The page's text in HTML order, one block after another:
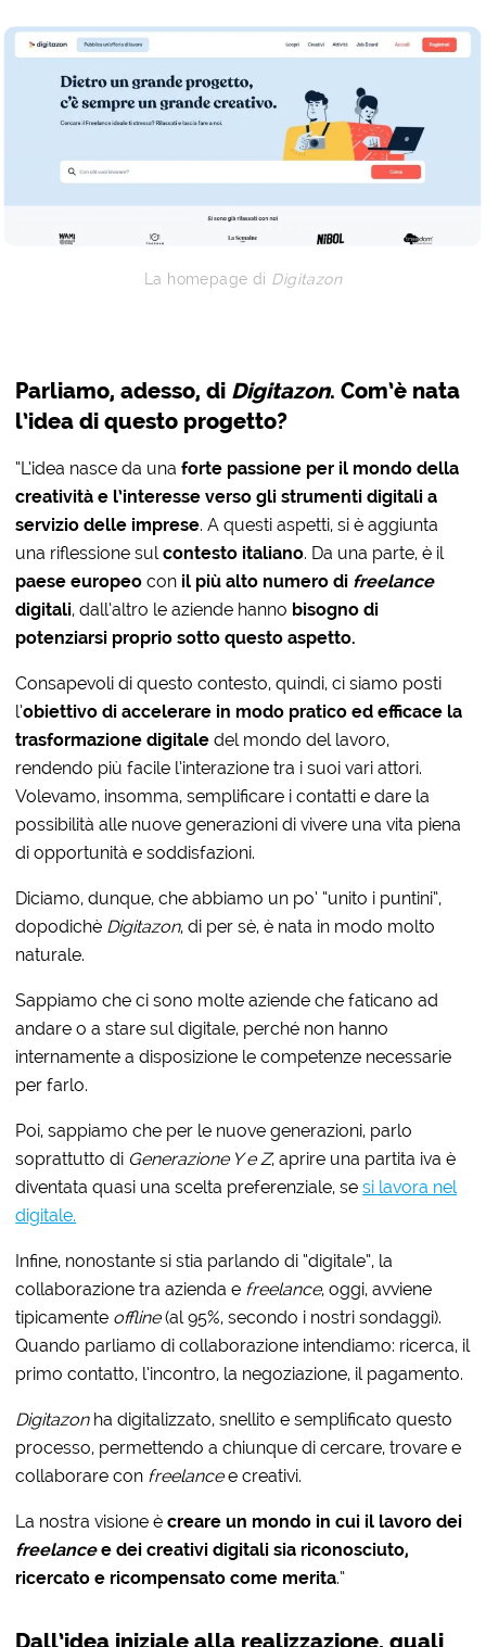
La homepage di Digitazon
Parliamo, adesso, di Digitazon. Com’è nata
l’idea di questo progetto?
“L’idea nasce da unaforte passione per il mondo della
creatività e l’interesse verso gli strumenti digitali a
servizio delle imprese. A questi aspetti, si è aggiunta
una riflessione sulcontesto italiano. Da una parte, è il
paese europeo con il più alto numero di freelance
digitali, dall’altro le aziende hanno bisogno di
potenziarsi proprio sotto questo aspetto.
Consapevoli di questo contesto, quindi, ci siamo posti
l’obiettivo di accelerare in modo pratico ed efficace la
trasformazione digitale del mondo del lavoro,
rendendo più facile l’interazione tra i suoi vari attori.
Volevamo, insomma, semplificare i contatti e dare la
possibilità alle nuove generazioni di vivere una vita piena
di opportunità e soddisfazioni.
Diciamo, dunque, che abbiamo un po’ “unito i puntini”,
dopodichè Digitazon, di per sè, è nata in modo molto
naturale.
Sappiamo che ci sono molte aziende che faticano ad
andare o a stare sul digitale, perché non hanno
internamente a disposizione le competenze necessarie
per farlo.
Poi, sappiamo che per le nuove generazioni, parlo
soprattutto di Generazione Y e Z, aprire una partita iva è
diventata quasi una scelta preferenziale, sesi lavora nel
digitale.
Infine, nonostante si stia parlando di “digitale”, la
collaborazione tra azienda e freelance, oggi, avviene
tipicamente offline(al 95%, secondo i nostri sondaggi).
Quando parliamo di collaborazione intendiamo: ricerca, il
primo contatto, l’incontro, la negoziazione, il pagamento.
Digitazonha digitalizzato, snellito e semplificato questo
processo, permettendo a chiunque di cercare, trovare e
collaborare con freelancee creativi.
La nostra visione è creare un mondo in cui il lavoro dei
freelancee dei creativi digitali sia riconosciuto,
ricercato e ricompensato come merita.”